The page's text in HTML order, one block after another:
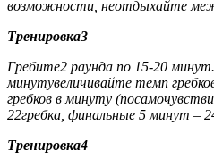
возможности, неотдыхайте
Тренировка3
Гребите2 раунда по 15-20
минутувеличивайте темп
гребков в минуту
22гребка, финальные 5 минут –
Тренировка4